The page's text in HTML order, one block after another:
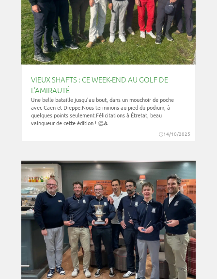
VIEUX SHAFTS : CE WEEK-END AU GOLF DE
L’AMIRAUTÉ
14/10/2025
Une belle bataille jusqu’au bout, dans un mouchoir de poche
avec Caen et Dieppe.Nous terminons au pied du podium, à
quelques points seulement.Félicitations à Étretat, beau
vainqueur de cette édition ! 👏⛳️